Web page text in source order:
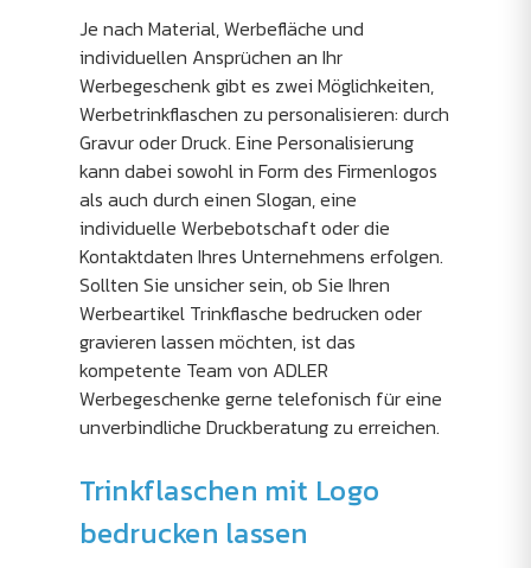
Je nach Material, Werbefläche und
individuellen Ansprüchen an Ihr
Werbegeschenk gibt es zwei Möglichkeiten,
Werbetrinkflaschen zu personalisieren: durch
Gravur oder Druck. Eine Personalisierung
kann dabei sowohl in Form des Firmenlogos
als auch durch einen Slogan, eine
individuelle Werbebotschaft oder die
Kontaktdaten Ihres Unternehmens erfolgen.
Sollten Sie unsicher sein, ob Sie Ihren
Werbeartikel Trinkflasche bedrucken oder
gravieren lassen möchten, ist das
kompetente Team von ADLER
Werbegeschenke gerne telefonisch für eine
unverbindliche Druckberatung zu erreichen.
Trinkflaschen mit Logo
bedrucken lassen